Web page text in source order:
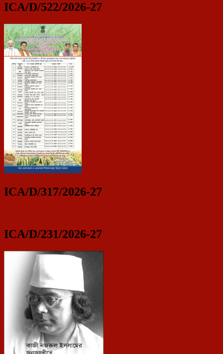
ICA/D/522/2026-27
ICA/D/317/2026-27
ICA/D/231/2026-27